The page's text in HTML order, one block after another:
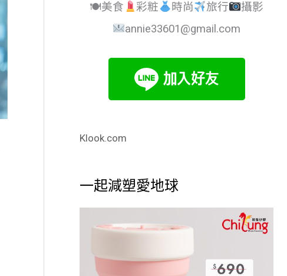
🍽美食
彩粧 時尚 旅行
攝影
annie33601@gmail.com
Klook.com
一起減塑愛地球